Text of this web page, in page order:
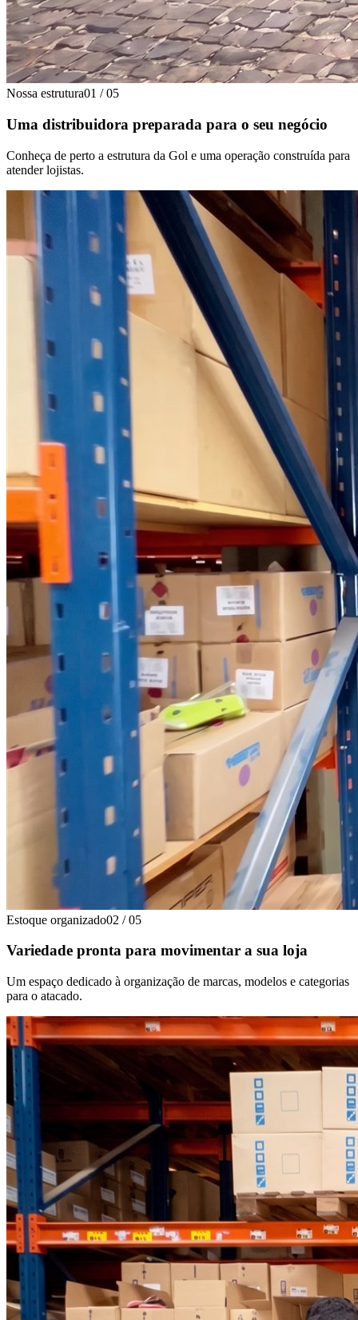
Nossa estrutura01 / 05
Uma distribuidora preparada para o seu negócio
Conheça de perto a estrutura da Gol e uma operação construída para
atender lojistas.
Estoque organizado02 / 05
Variedade pronta para movimentar a sua loja
Um espaço dedicado à organização de marcas, modelos e categorias
para o atacado.